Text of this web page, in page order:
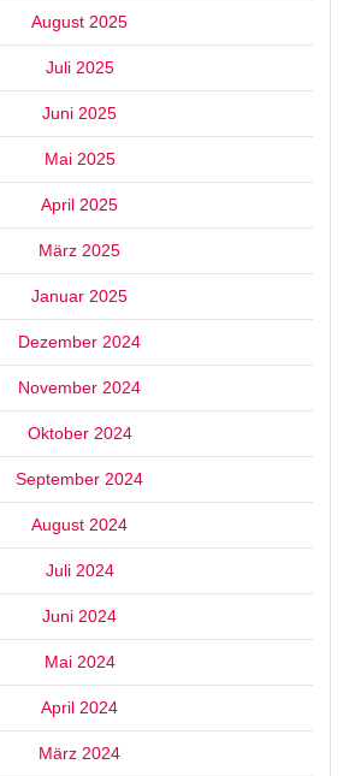
August 2025
Juli 2025
Juni 2025
Mai 2025
April 2025
März 2025
Januar 2025
Dezember 2024
November 2024
Oktober 2024
September 2024
August 2024
Juli 2024
Juni 2024
Mai 2024
April 2024
März 2024